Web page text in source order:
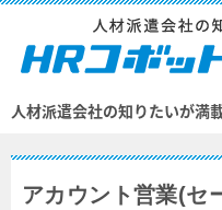
人材派遣会社の知りたいが満
アカウント営業(セ